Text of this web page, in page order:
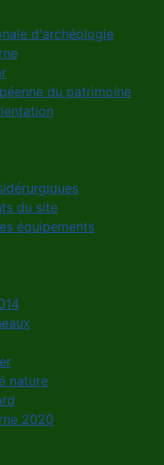
d'archéologie
du patrimoine
du site
équipements
nature
2020